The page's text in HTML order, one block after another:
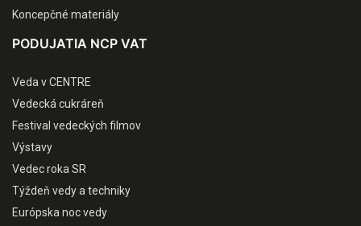
Koncepčné materiály
PODUJATIA NCP VAT
Veda v CENTRE
Vedecká cukráreň
Festival vedeckých filmov
Výstavy
Vedec roka SR
Týždeň vedy a techniky
Európska noc vedy